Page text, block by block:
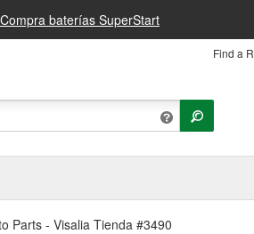
Compra baterías SuperStart
Find a
Parts - Visalia Tienda #3490